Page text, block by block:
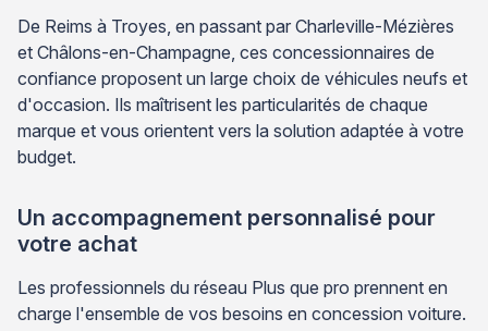
De Reims à Troyes, en passant par Charleville-Mézières
et Châlons-en-Champagne, ces concessionnaires de
confiance proposent un large choix de véhicules neufs et
d'occasion. Ils maîtrisent les particularités de chaque
marque et vous orientent vers la solution adaptée à votre
budget.
Un accompagnement personnalisé pour
votre achat
Les professionnels du réseau Plus que pro prennent en
charge l'ensemble de vos besoins en concession voiture.